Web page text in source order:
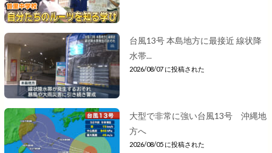
台風13号 本島地方に最接近 線状降
水帯...
2026/08/07 に投稿された
大型で非常に強い台風13号 沖縄地
方へ
2026/08/05 に投稿された